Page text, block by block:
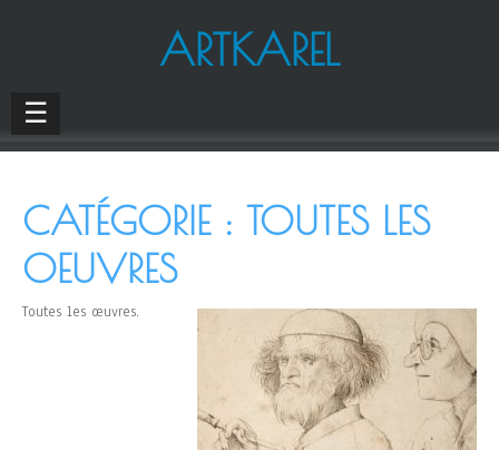
ARTKAREL
☰
CATÉGORIE : TOUTES LES
OEUVRES
Toutes les œuvres.